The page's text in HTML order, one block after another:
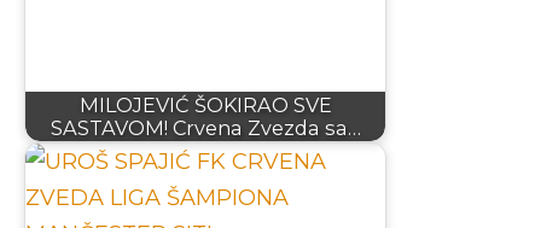
MILOJEVIĆ ŠOKIRAO SVE
SASTAVOM! Crvena Zvezda sa…